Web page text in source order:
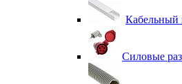
Кабельный
Силовые